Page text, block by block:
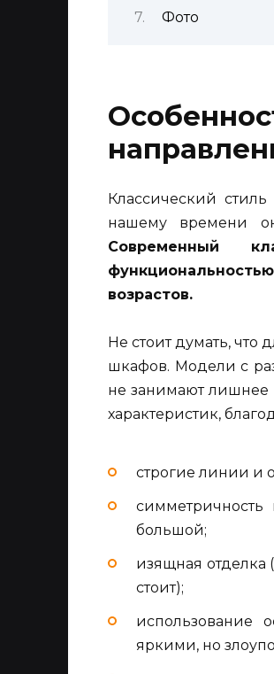
Фото
Классический
нашему времени
Современный
возрастов.
Не стоит думать, что
шкафов. Модели с
не занимают лишнее
характеристик,
строгие линии и
большой;
изящная отделка
стоит);
использование
яркими, но